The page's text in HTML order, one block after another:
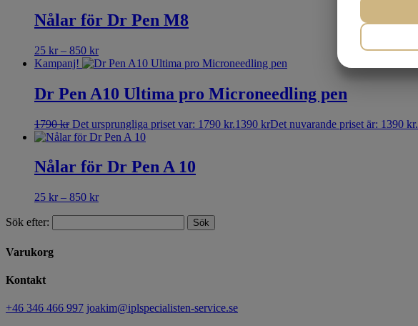
Nålar för Dr Pen M8
25 kr– 850 kr
Kampanj!
Dr Pen A10 Ultima pro Microneedling pen
1790kr Det ursprungliga priset var: 1790 kr.1390 krDet nuvarande priset är: 1390 kr.
Nålar för Dr Pen A 10
25 kr– 850 kr
Sök efter:
Varukorg
Kontakt
+46 346 466 997 joakim@iplspecialisten-service.se